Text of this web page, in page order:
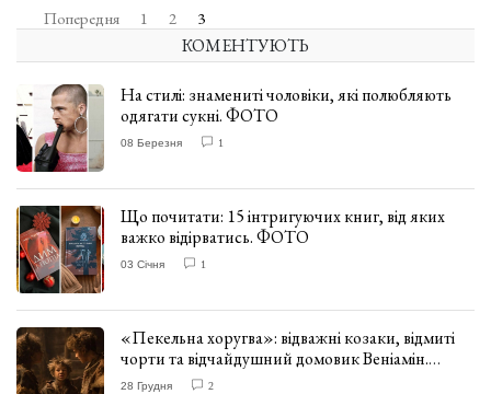
Попередня 1 2 3
КОМЕНТУЮТЬ
На стилі: знамениті чоловіки, які полюбляють
одягати сукні. ФОТО
08 Березня 1
Що почитати: 15 інтригуючих книг, від яких
важко відірватись. ФОТО
03 Січня 1
«Пекельна хоругва»: відважні козаки, відмиті
чорти та відчайдушний домовик Веніамін.
ВІДГУК
28 Грудня 2